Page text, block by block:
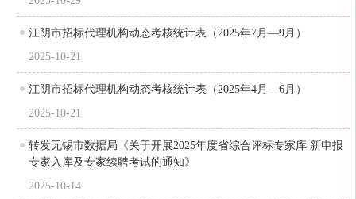
江阴市招标代理机构动态考核统计表（2025年7月—9月）
2025-10-21
江阴市招标代理机构动态考核统计表（2025年4月—6月）
2025-10-21
转发无锡市数据局《关于开展2025年度省综合评标专家库 新申报
专家入库及专家续聘考试的通知》
2025-10-14